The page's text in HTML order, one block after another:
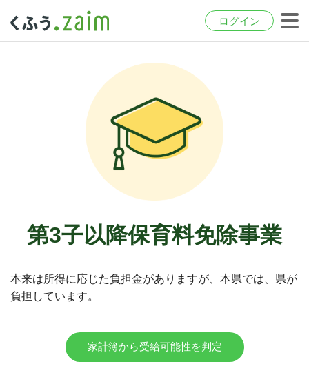
ログイン
第3子以降保育料免除事業
本来は所得に応じた負担金がありますが、本県では、県が
負担しています。
家計簿から受給可能性を判定